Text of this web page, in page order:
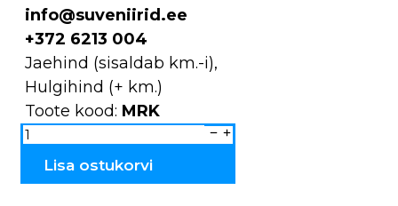
info@suveniirid.ee
+372 6213 004
Jaehind (sisaldab km.-i),
Hulgihind (+ km.)
Toote kood: MRK
Magnet
Piraat
MRK
Lisa ostukorvi